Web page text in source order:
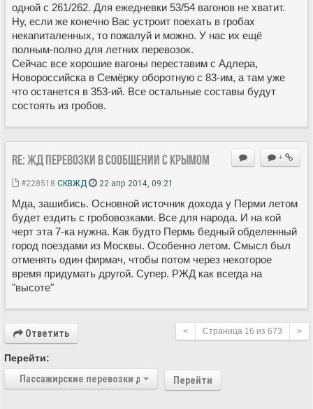
одной с 261/262. Для ежедневки 53/54 вагонов не хватит.
Ну, если же конечно Вас устроит поехать в гробах
некапиталенных, то пожалуй и можно. У нас их ещё
полным-полно для летних перевозок.
Сейчас все хорошие вагоны переставим с Адлера,
Новороссийска в Семёрку оборотную с 83-им, а там уже
что останется в 353-ий. Все остальные составы будут
состоять из гробов.
+
Re: ЖД перевозки в сообщении с Крымом
#228518 СКВЖД 22 апр 2014, 09:21
Мда, зашибись. Основной источник дохода у Перми летом
будет ездить с гробовозками. Все для народа. И на кой
черт эта 7-ка нужна. Как будто Пермь бедный обделенный
город поездами из Москвы. Особенно летом. Смысл был
отменять один фирмач, чтобы потом через некоторое
время придумать другой. Супер. РЖД как всегда на
"высоте"
Ответить < Страница 16 из 673 >
Перейти:
Пассажирские перевозки дальнего следования
Перейти